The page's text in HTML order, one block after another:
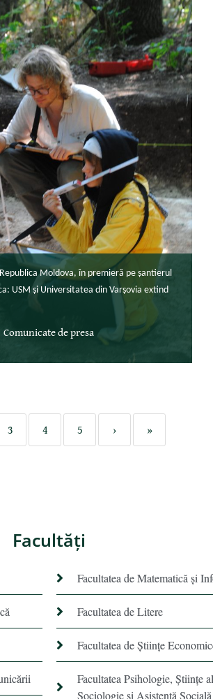
Moldova, în premieră pe șantierul
USM și Universitatea din Varșovia extind
Comunicate de presa
3 4 5 › »
Facultăţi
Facultatea de Matematică şi
Facultatea de Litere
Facultatea de Științe
Facultatea Psihologie, Ştiinţe
Sociologie și Asistență Socială